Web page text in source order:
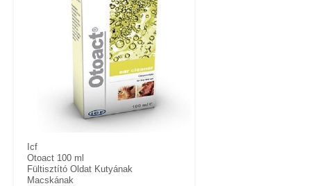
Icf
Otoact 100 ml
Fültisztító Oldat Kutyának
Macskának